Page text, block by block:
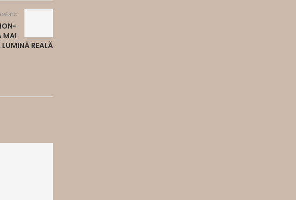
MAI
LUMINĂ REALĂ